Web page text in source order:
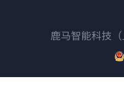
鹿马智能科技